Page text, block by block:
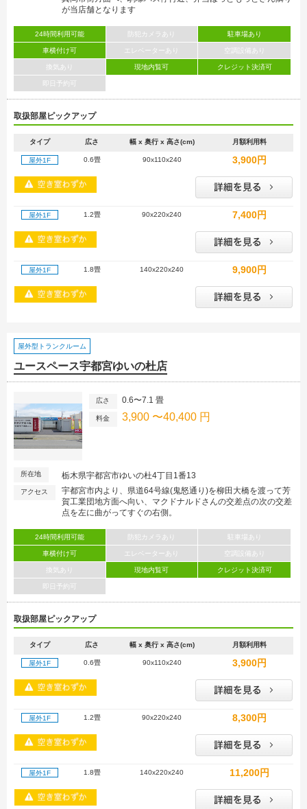
が当店舗となります
24時間利用可能 防犯カメラあり 駐車場あり
車横付け可 エレベーターあり 空調設備あり
換気あり 現地内覧可 クレジット決済可
即日予約可
取扱部屋ピックアップ
タイプ 広さ 幅 x 奥行 x 高さ(cm) 月額利用料
屋外1F 0.6畳 90x110x240 3,900円
屋外1F 1.2畳 90x220x240 7,400円
屋外1F 1.8畳 140x220x240 9,900円
屋外型トランクルーム
ユースペース宇都宮ゆいの杜店
広さ 0.6〜7.1 畳
料金 3,900 〜40,400 円
所在地 栃木県宇都宮市ゆいの杜4丁目1番13
アクセス
宇都宮市内より、県道64号線(鬼怒通り)を柳田大橋を渡って芳
賀工業団地方面へ向い、マクドナルドさんの交差点の次の交差
点を左に曲がってすぐの右側。
24時間利用可能 防犯カメラあり 駐車場あり
車横付け可 エレベーターあり 空調設備あり
換気あり 現地内覧可 クレジット決済可
即日予約可
取扱部屋ピックアップ
タイプ 広さ 幅 x 奥行 x 高さ(cm) 月額利用料
屋外1F 0.6畳 90x110x240 3,900円
屋外1F 1.2畳 90x220x240 8,300円
屋外1F 1.8畳 140x220x240 11,200円